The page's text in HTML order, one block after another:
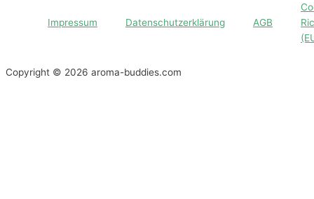
Impressum Datenschutzerklärung AGB
Copyright © 2026 aroma-buddies.com